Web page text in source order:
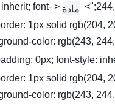
مادة
font-
1px solid rgb(204,
color: rgb(243, 244,
0px; font-style:
1px solid rgb(204,
color: rgb(243, 244,